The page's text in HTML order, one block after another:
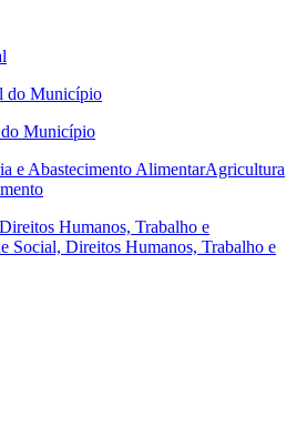
do Município
Município
e Abastecimento AlimentarAgricultura
Humanos, Trabalho e
Social, Direitos Humanos, Trabalho e